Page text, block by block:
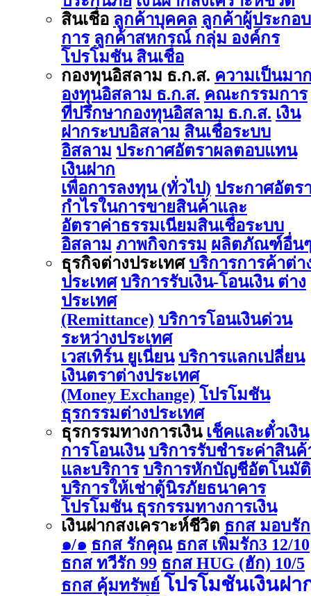
สินเชื่อ ลูกค้าบุคคล ลูกค้าผู้ประกอบ
การ ลูกค้าสหกรณ์ กลุ่ม องค์กร
โปรโมชัน สินเชื่อ
กองทุนอิสลาม ธ.ก.ส. ความเป็นมา
องทุนอิสลาม ธ.ก.ส. คณะกรรมการ
ที่ปรึกษากองทุนอิสลาม ธ.ก.ส. เงิน
ฝากระบบอิสลาม สินเชื่อระบบ
อิสลาม ประกาศอัตราผลตอบแทน
เงินฝาก
เพื่อการลงทุน (ทั่วไป) ประกาศอัตร
กำไรในการขายสินค้าและ
อัตราค่าธรรมเนียมสินเชื่อระบบ
อิสลาม ภาพกิจกรรม ผลิตภัณฑ์อื่น
ธุรกิจต่างประเทศ บริการการค้าต่า
ประเทศ บริการรับเงิน-โอนเงิน ต่าง
ประเทศ
(Remittance) บริการโอนเงินด่วน
ระหว่างประเทศ
เวสเทิร์น ยูเนี่ยน บริการแลกเปลี่ยน
เงินตราต่างประเทศ
(Money Exchange) โปรโมชัน
ธุรกรรมต่างประเทศ
ธุรกรรมทางการเงิน เช็คและตั๋วเงิน
การโอนเงิน บริการรับชำระค่าสินค้
และบริการ บริการหักบัญชีอัตโนมัติ
บริการให้เช่าตู้นิรภัยธนาคาร
โปรโมชัน ธุรกรรมทางการเงิน
เงินฝากสงเคราะห์ชีวิต ธกส มอบรัก
๑/๑ ธกส รักคุณ ธกส เพิ่มรัก3 12/10
ธกส ทวีรัก 99 ธกส HUG (ฮัก) 10/5
ธกส คุ้มทรัพย์ โปรโมชันเงินฝา